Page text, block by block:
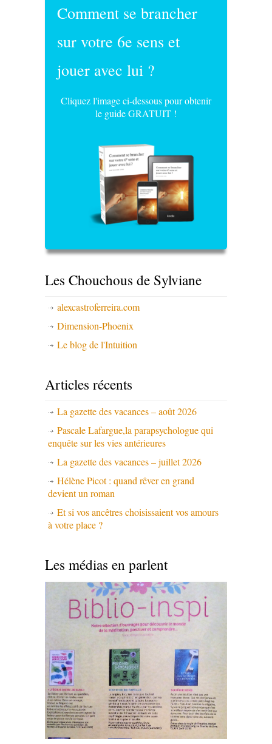
Comment se brancher
sur votre 6e sens et
jouer avec lui ?
Cliquez l'image ci-dessous pour obtenir
le guide GRATUIT !
Les Chouchous de Sylviane
alexcastroferreira.com
Dimension-Phoenix
Le blog de l'Intuition
Articles récents
La gazette des vacances – août 2026
Pascale Lafargue,la parapsychologue qui
enquête sur les vies antérieures
La gazette des vacances – juillet 2026
Hélène Picot : quand rêver en grand
devient un roman
Et si vos ancêtres choisissaient vos amours
à votre place ?
Les médias en parlent